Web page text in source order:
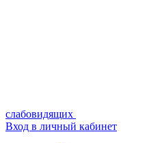
слабовидящих
Вход в личный кабинет